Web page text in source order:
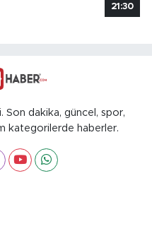
21:30
Son dakika, güncel, spor,
kategorilerde haberler.